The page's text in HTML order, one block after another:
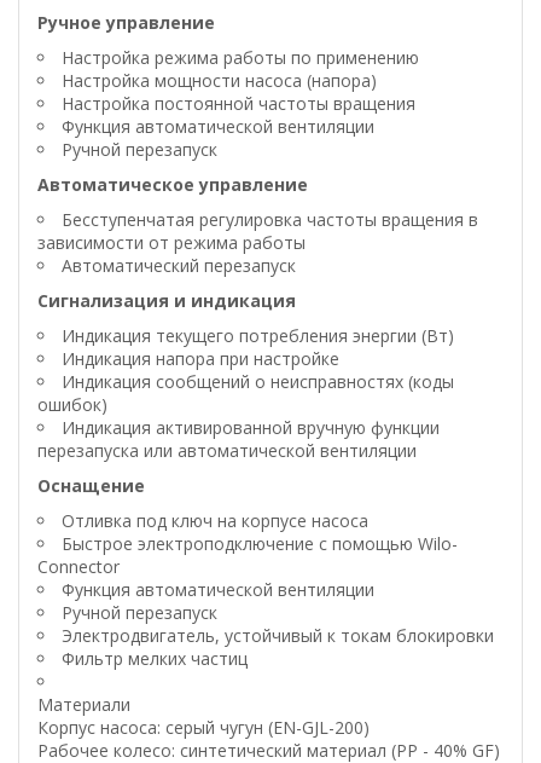
Ручное управление
Настройка режима работы по применению
Настройка мощности насоса (напора)
Настройка постоянной частоты вращения
Функция автоматической вентиляции
Ручной перезапуск
Автоматическое управление
Бесступенчатая регулировка частоты вращения в
зависимости от режима работы
Автоматический перезапуск
Сигнализация и индикация
Индикация текущего потребления энергии (Вт)
Индикация напора при настройке
Индикация сообщений о неисправностях (коды
ошибок)
Индикация активированной вручную функции
перезапуска или автоматической вентиляции
Оснащение
Отливка под ключ на корпусе насоса
Быстрое электроподключение с помощью Wilo-
Connector
Функция автоматической вентиляции
Ручной перезапуск
Электродвигатель, устойчивый к токам блокировки
Фильтр мелких частиц
Материали
Корпус насоса: серый чугун (EN-GJL-200)
Рабочее колесо: синтетический материал (PP - 40% GF)